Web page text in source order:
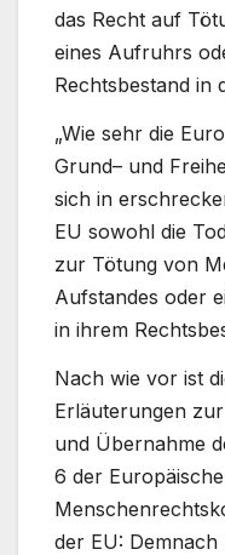
das Recht auf
eines Aufruhrs
Rechtsbestand in
„Wie sehr die
Grund– und
sich in
EU sowohl die
zur Tötung von
Aufstandes oder
in ihrem
Nach wie vor ist
Erläuterungen
und Übernahme
6 der
der EU: Demnach